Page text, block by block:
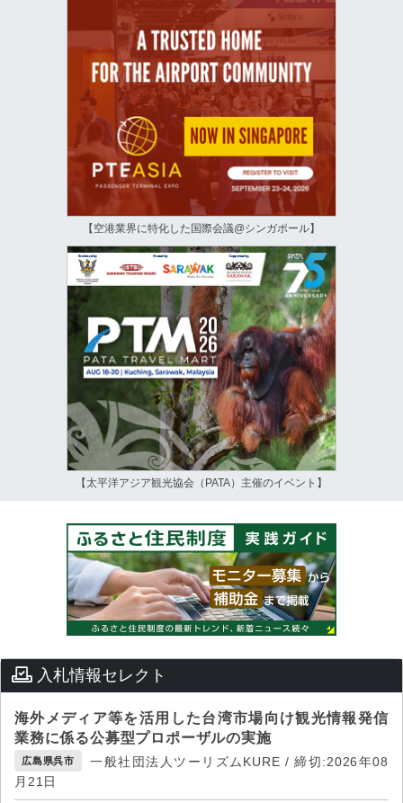
【空港業界に特化した国際会議@シンガポール】
【太平洋アジア観光協会（PATA）主催のイベント】
入札情報セレクト
海外メディア等を活用した台湾市場向け観光情報発信
業務に係る公募型プロポーザルの実施
広島県呉市
一般社団法人ツーリズムKURE / 締切:2026年08
月21日